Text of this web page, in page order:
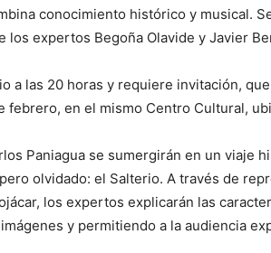
conocimiento histórico y musical.
los expertos Begoña Olavide y Javier
a las 20 horas y requiere invitación,
febrero, en el mismo Centro Cultural,
Paniagua se sumergirán en un viaje
olvidado: el Salterio. A través de
los expertos explicarán las
y permitiendo a la audiencia